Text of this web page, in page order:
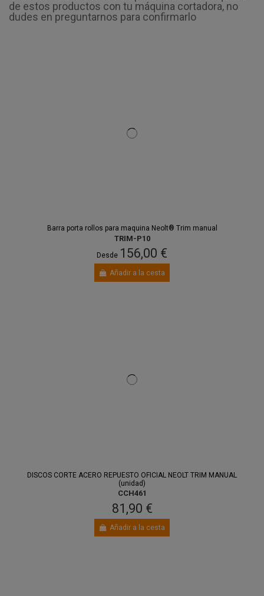
de estos productos con tu máquina cortadora, no
dudes en preguntarnos para confirmarlo
Barra porta rollos para maquina Neolt® Trim manual
TRIM-P10
Desde 156,00 €
Añadir a la cesta
DISCOS CORTE ACERO REPUESTO OFICIAL NEOLT TRIM MANUAL
(unidad)
CCH461
81,90 €
Añadir a la cesta